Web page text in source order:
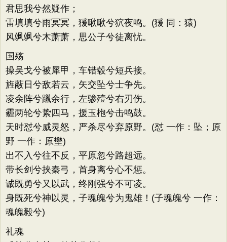
君思我兮然疑作；
雷填填兮雨冥冥，猨啾啾兮狖夜鸣。(猨 同：猿)
风飒飒兮木萧萧，思公子兮徒离忧。
国殇
操吴戈兮被犀甲，车错毂兮短兵接。
旌蔽日兮敌若云，矢交坠兮士争先。
凌余阵兮躐余行，左骖殪兮右刃伤。
霾两轮兮絷四马，援玉枹兮击鸣鼓。
天时怼兮威灵怒，严杀尽兮弃原野。(怼 一作：坠；原
野 一作：原壄)
出不入兮往不反，平原忽兮路超远。
带长剑兮挟秦弓，首身离兮心不惩。
诚既勇兮又以武，终刚强兮不可凌。
身既死兮神以灵，子魂魄兮为鬼雄！(子魂魄兮 一作：
魂魄毅兮)
礼魂